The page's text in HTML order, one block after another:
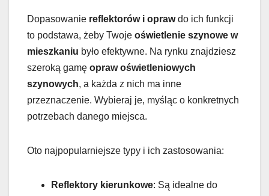
Dopasowanie reflektorów i oprawdo ich funkcji
to podstawa, żeby Twoje oświetlenie szynowe w
mieszkaniu było efektywne. Na rynku znajdziesz
szeroką gamę opraw oświetleniowych
szynowych, a każda z nich ma inne
przeznaczenie. Wybieraj je, myśląc o konkretnych
potrzebach danego miejsca.
Oto najpopularniejsze typy i ich zastosowania:
Reflektory kierunkowe: Są idealne do